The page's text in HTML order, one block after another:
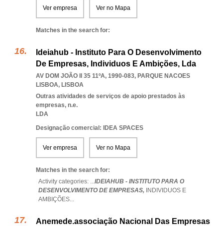
Ver empresa Ver no Mapa
Matches in the search for:
Ideiahub - Instituto Para O Desenvolvimento
De Empresas, Individuos E Ambições, Lda
AV DOM JOÃO II 35 11ºA, 1990-083, PARQUE NACOES
LISBOA, LISBOA
Outras atividades de serviços de apoio prestados às
empresas, n.e.
LDA
Designação comercial: IDEA SPACES
Ver empresa Ver no Mapa
Matches in the search for:
Activity categories: ...IDEIAHUB - INSTITUTO PARA O
DESENVOLVIMENTO DE EMPRESAS, INDIVIDUOS E
AMBIÇÕES...
Anemede.associação Nacional Das Empresas